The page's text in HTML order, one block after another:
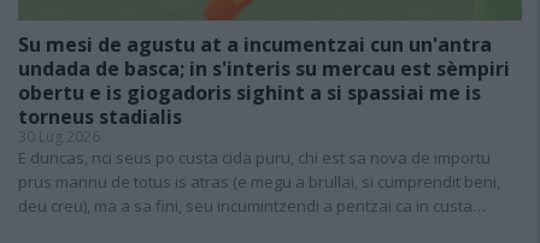
Su mesi de agustu at a incumentzai cun un'antra
undada de basca; in s'interis su mercau est sèmpiri
obertu e is giogadoris sighint a si spassiai me is
torneus stadialis
30 Lug 2026
E duncas, nci seus po custa cida puru, chi est sa nova de importu
prus mannu de totus is atras (e megu a brullai, si cumprendit beni,
deu creu), ma a sa fini, seu incumintzendi a pentzai ca in custa…